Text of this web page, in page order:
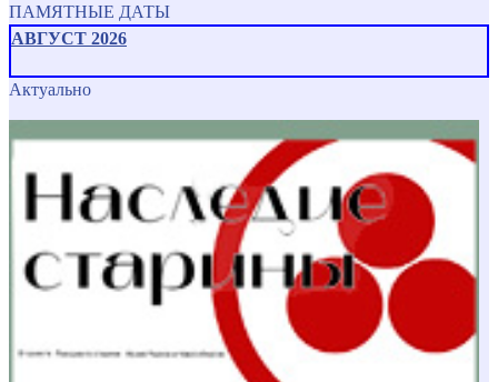
ПАМЯТНЫЕ ДАТЫ
АВГУСТ 2026
Актуально